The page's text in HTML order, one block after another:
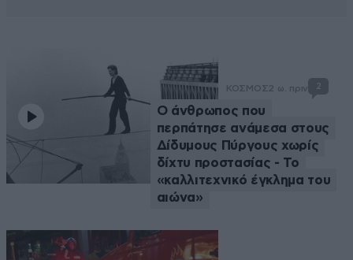
ΚΟΣΜΟΣ2 ω. πριν 2
Ο άνθρωπος που
περπάτησε ανάμεσα στους
Δίδυμους Πύργους χωρίς
δίχτυ προστασίας - Το
«καλλιτεχνικό έγκλημα του
αιώνα»